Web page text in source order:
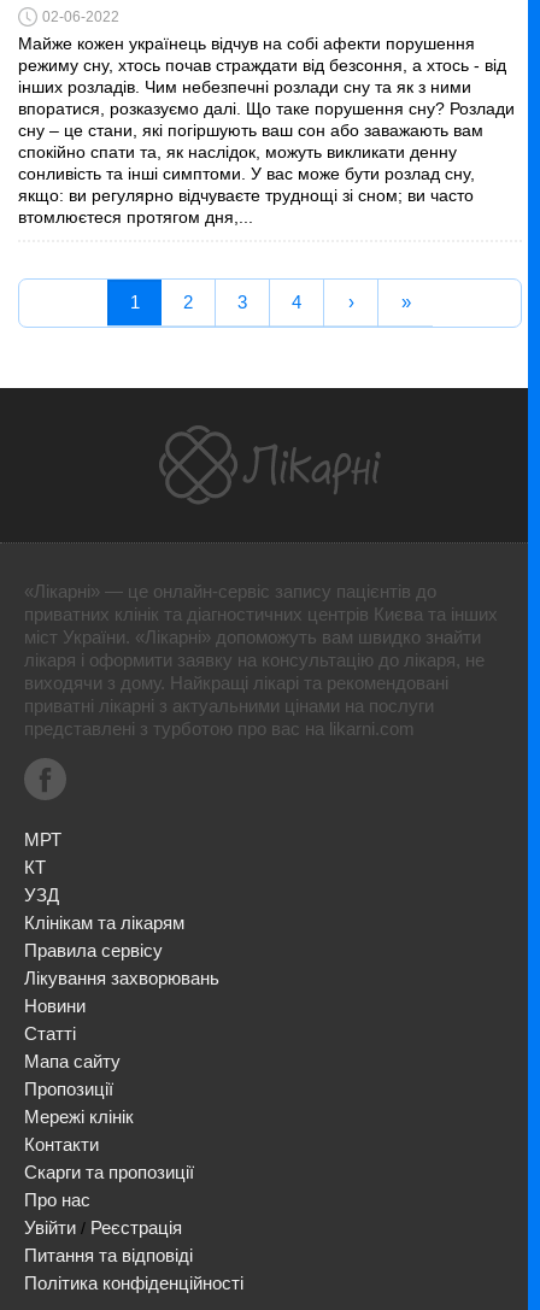
02-06-2022
Майже кожен українець відчув на собі афекти порушення
режиму сну, хтось почав страждати від безсоння, а хтось - від
інших розладів. Чим небезпечні розлади сну та як з ними
впоратися, розказуємо далі. Що таке порушення сну? Розлади
сну – це стани, які погіршують ваш сон або заважають вам
спокійно спати та, як наслідок, можуть викликати денну
сонливість та інші симптоми. У вас може бути розлад сну,
якщо: ви регулярно відчуваєте труднощі зі сном; ви часто
втомлюєтеся протягом дня,...
1 2 3 4 › »
«Лікарні» — це онлайн-сервіс запису пацієнтів до
приватних клінік та діагностичних центрів Києва та інших
міст України. «Лікарні» допоможуть вам швидко знайти
лікаря і оформити заявку на консультацію до лікаря, не
виходячи з дому. Найкращі лікарі та рекомендовані
приватні лікарні з актуальними цінами на послуги
представлені з турботою про вас на likarni.com
МРТ
КТ
УЗД
Клінікам та лікарям
Правила сервісу
Лікування захворювань
Новини
Статті
Мапа сайту
Пропозиції
Мережі клінік
Контакти
Скарги та пропозиції
Про нас
Увійти / Реєстрація
Питання та відповіді
Політика конфіденційності